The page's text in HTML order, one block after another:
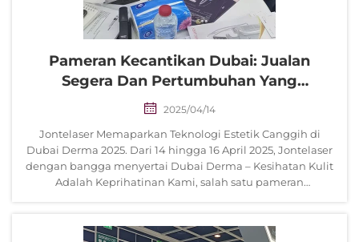
Pameran Kecantikan Dubai: Jualan
Segera Dan Pertumbuhan Yang
Menggalakkan
2025/04/14
Jontelaser Memaparkan Teknologi Estetik Canggih di
Dubai Derma 2025. Dari 14 hingga 16 April 2025, Jontelaser
dengan bangga menyertai Dubai Derma – Kesihatan Kulit
Adalah Keprihatinan Kami, salah satu pameran